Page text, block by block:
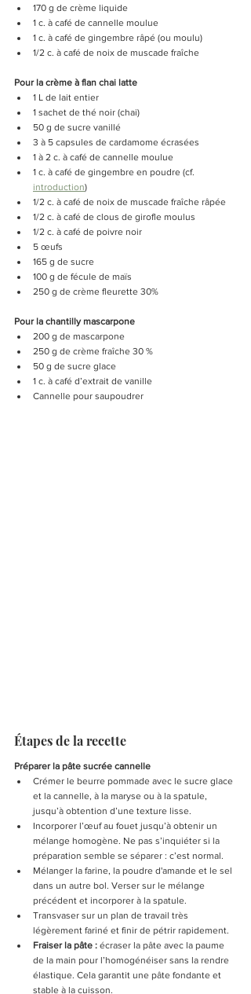
170 g de crème liquide
1 c. à café de cannelle moulue
1 c. à café de gingembre râpé (ou moulu)
1/2 c. à café de noix de muscade fraîche
Pour la crème à flan chai latte
1 L de lait entier
1 sachet de thé noir (chai)
50 g de sucre vanillé
3 à 5 capsules de cardamome écrasées
1 à 2 c. à café de cannelle moulue
1 c. à café de gingembre en poudre (cf.
introduction)
1/2 c. à café de noix de muscade fraîche râpée
1/2 c. à café de clous de girofle moulus
1/2 c. à café de poivre noir
5 œufs
165 g de sucre
100 g de fécule de maïs
250 g de crème fleurette 30%
Pour la chantilly mascarpone
200 g de mascarpone
250 g de crème fraîche 30 %
50 g de sucre glace
1 c. à café d’extrait de vanille
Cannelle pour saupoudrer
Étapes de la recette
Préparer la pâte sucrée cannelle
Crémer le beurre pommade avec le sucre glace
et la cannelle, à la maryse ou à la spatule,
jusqu’à obtention d’une texture lisse.
Incorporer l’œuf au fouet jusqu’à obtenir un
mélange homogène. Ne pas s’inquiéter si la
préparation semble se séparer : c’est normal.
Mélanger la farine, la poudre d'amande et le sel
dans un autre bol. Verser sur le mélange
précédent et incorporer à la spatule.
Transvaser sur un plan de travail très
légèrement fariné et finir de pétrir rapidement.
Fraiser la pâte : écraser la pâte avec la paume
de la main pour l’homogénéiser sans la rendre
élastique. Cela garantit une pâte fondante et
stable à la cuisson.